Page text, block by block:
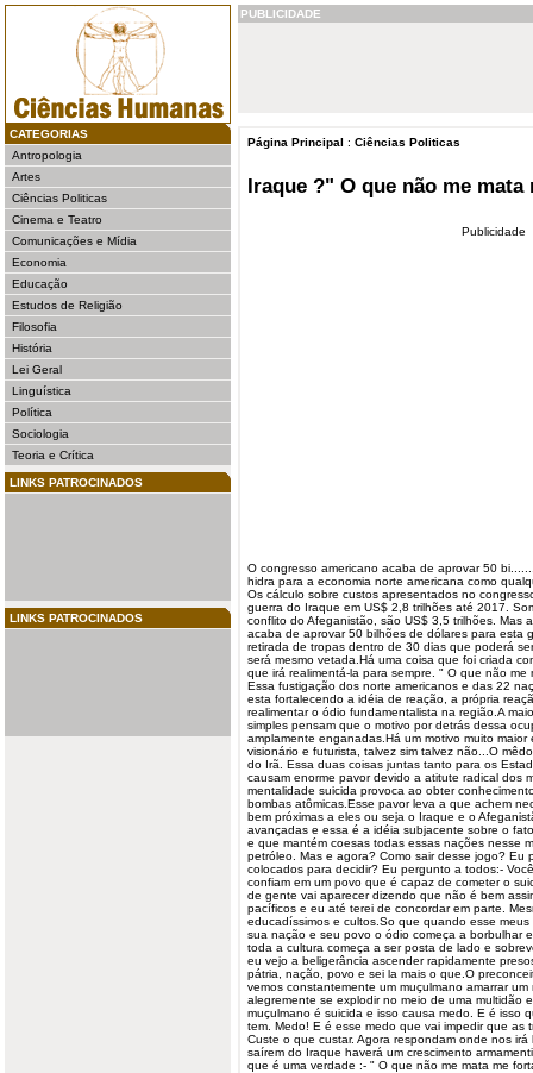
CATEGORIAS
Antropologia
Artes
Ciências Politicas
Cinema e Teatro
Comunicações e Mídia
Economia
Educação
Estudos de Religião
Filosofia
História
Lei Geral
Linguística
Política
Sociologia
Teoria e Crítica
LINKS PATROCINADOS
LINKS PATROCINADOS
PUBLICIDADE
Página Principal : Ciências Politicas
Iraque ?" O que não me
Publicidade
O congresso americano acaba de aprovar 50
hidra para a economia norte americana como
Os cálculo sobre custos apresentados no
guerra do Iraque em US$ 2,8 trilhões até 2017.
conflito do Afeganistão, são US$ 3,5 trilhões. Mas
acaba de aprovar 50 bilhões de dólares para esta
retirada de tropas dentro de 30 dias que poderá
será mesmo vetada.Há uma coisa que foi criada
que irá realimentá-la para sempre. " O que não me
Essa fustigação dos norte americanos e das 22
esta fortalecendo a idéia de reação, a própria
realimentar o ódio fundamentalista na região.A
simples pensam que o motivo por detrás dessa
amplamente enganadas.Há um motivo muito maior
visionário e futurista, talvez sim talvez não...O
do Irã. Essa duas coisas juntas tanto para os
causam enorme pavor devido a atitute radical dos
mentalidade suicida provoca ao obter
bombas atômicas.Esse pavor leva a que achem
bem próximas a eles ou seja o Iraque e o
avançadas e essa é a idéia subjacente sobre o
e que mantém coesas todas essas nações nesse
petróleo. Mas e agora? Como sair desse jogo? Eu
colocados para decidir? Eu pergunto a todos:-
confiam em um povo que é capaz de cometer o
de gente vai aparecer dizendo que não é bem
pacíficos e eu até terei de concordar em parte.
educadíssimos e cultos.So que quando esse
sua nação e seu povo o ódio começa a borbulhar
toda a cultura começa a ser posta de lado e
eu vejo a beligerância ascender rapidamente
pátria, nação, povo e sei la mais o que.O
vemos constantemente um muçulmano amarrar
alegremente se explodir no meio de uma multidão
muçulmano é suicida e isso causa medo. E é isso
tem. Medo! E é esse medo que vai impedir que as
Custe o que custar. Agora respondam onde nos
saírem do Iraque haverá um crescimento
que é uma verdade :- " O que não me mata me